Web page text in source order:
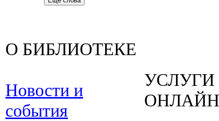
О БИБЛИОТЕКЕ
Новости и
события
УСЛУГИ
ОНЛАЙН